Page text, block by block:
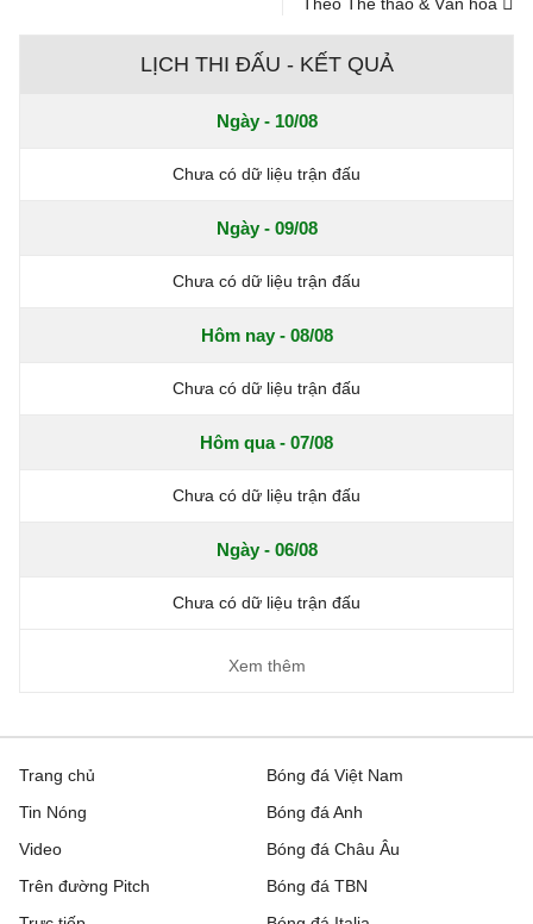
LỊCH THI ĐẤU - KẾT QUẢ
Ngày - 10/08
Chưa có dữ liệu trận đấu
Ngày - 09/08
Chưa có dữ liệu trận đấu
Hôm nay - 08/08
Chưa có dữ liệu trận đấu
Hôm qua - 07/08
Chưa có dữ liệu trận đấu
Ngày - 06/08
Chưa có dữ liệu trận đấu
Xem thêm
Trang chủ
Tin Nóng
Video
Trên đường Pitch
Bóng đá Việt Nam
Bóng đá Anh
Bóng đá Châu Âu
Bóng đá TBN